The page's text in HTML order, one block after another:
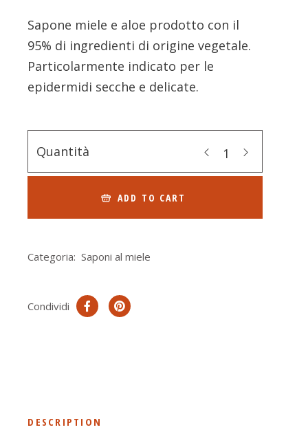
Sapone miele e aloe prodotto con il
95% di ingredienti di origine vegetale.
Particolarmente indicato per le
epidermidi secche e delicate.
Quantità
ADD TO CART
Categoria: Saponi al miele
Condividi
DESCRIPTION